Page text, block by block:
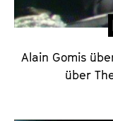
Alain Gomis
über